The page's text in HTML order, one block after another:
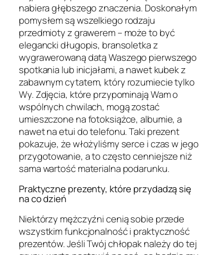
nabiera głębszego znaczenia. Doskonałym
pomysłem są wszelkiego rodzaju
przedmioty z grawerem – może to być
elegancki długopis, bransoletka z
wygrawerowaną datą Waszego pierwszego
spotkania lub inicjałami, a nawet kubek z
zabawnym cytatem, który rozumiecie tylko
Wy. Zdjęcia, które przypominają Wam o
wspólnych chwilach, mogą zostać
umieszczone na fotoksiążce, albumie, a
nawet na etui do telefonu. Taki prezent
pokazuje, że włożyliśmy serce i czas w jego
przygotowanie, a to często cenniejsze niż
sama wartość materialna podarunku.
Praktyczne prezenty, które przydadzą się
na co dzień
Niektórzy mężczyźni cenią sobie przede
wszystkim funkcjonalność i praktyczność
prezentów. Jeśli Twój chłopak należy do tej